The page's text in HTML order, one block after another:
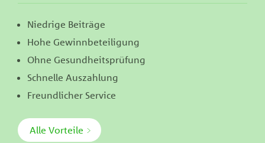
www.sterbegeld-hdh.info
www.sterbegeld-hdh.net
www.sterbegeld-hdh.news
Niedrige Beiträge
Hohe Gewinnbeteiligung
Ohne Gesundheitsprüfung
Schnelle Auszahlung
Freundlicher Service
Alle Vorteile